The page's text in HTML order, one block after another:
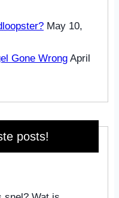
May 10,
Gone Wrong April
posts!